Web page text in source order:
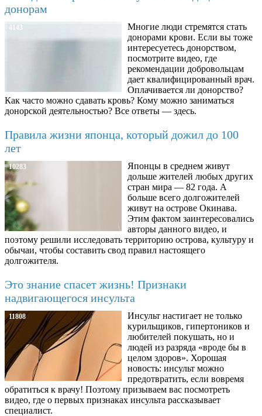
донорам
4143
Многие люди стремятся стать
донорами крови. Если вы тоже
интересуетесь донорством,
посмотрите видео, где
рекомендации добровольцам
дает квалифицированный врач.
Оплачивается ли донорство?
Как часто можно сдавать кровь? Кому можно заниматься
донорской деятельностью? Все ответы — здесь.
Правила жизни японца, который дожил до 100
лет
10283
Японцы в среднем живут
дольше жителей любых других
стран мира — 82 года. А
больше всего долгожителей
живут на острове Окинава.
Этим фактом заинтересовались
авторы данного видео, и
поэтому решили исследовать территорию острова, культуру и
обычаи, чтобы составить свод правил настоящего
долгожителя.
Это знание спасет жизнь! Признаки
надвигающегося инсульта
11808
Инсульт настигает не только
курильщиков, гипертоников и
любителей покушать, но и
людей из разряда «вроде бы в
целом здоров». Хорошая
новость: инсульт можно
предотвратить, если вовремя
обратиться к врачу! Поэтому призываем вас посмотреть
видео, где о первых признаках инсульта рассказывает
специалист.